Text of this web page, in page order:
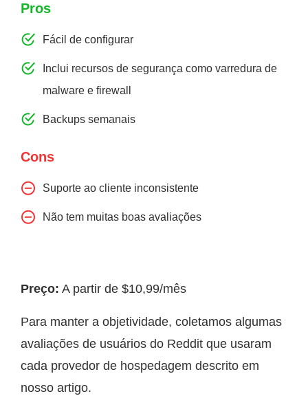
Pros
Fácil de configurar
Inclui recursos de segurança como varredura de
malware e firewall
Backups semanais
Cons
Suporte ao cliente inconsistente
Não tem muitas boas avaliações
Preço: A partir de $10,99/mês
Para manter a objetividade, coletamos algumas
avaliações de usuários do Reddit que usaram
cada provedor de hospedagem descrito em
nosso artigo.